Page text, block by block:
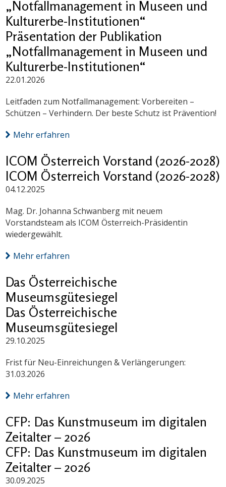
„Notfallmanagement in Museen und
Kulturerbe-Institutionen“
Präsentation der Publikation
„Notfallmanagement in Museen und
Kulturerbe-Institutionen“
22.01.2026
Leitfaden zum Notfallmanagement: Vorbereiten –
Schützen – Verhindern. Der beste Schutz ist Prävention!
Mehr erfahren
ICOM Österreich Vorstand (2026-2028)
ICOM Österreich Vorstand (2026-2028)
04.12.2025
Mag. Dr. Johanna Schwanberg mit neuem
Vorstandsteam als ICOM Österreich-Präsidentin
wiedergewählt.
Mehr erfahren
Das Österreichische
Museumsgütesiegel
Das Österreichische
Museumsgütesiegel
29.10.2025
Frist für Neu-Einreichungen & Verlängerungen:
31.03.2026
Mehr erfahren
CFP: Das Kunstmuseum im digitalen
Zeitalter – 2026
CFP: Das Kunstmuseum im digitalen
Zeitalter – 2026
30.09.2025